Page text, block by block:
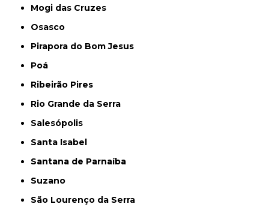
Mogi das Cruzes
Osasco
Pirapora do Bom Jesus
Poá
Ribeirão Pires
Rio Grande da Serra
Salesópolis
Santa Isabel
Santana de Parnaíba
Suzano
São Lourenço da Serra